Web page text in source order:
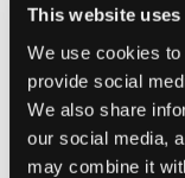
This website
We use cookies
provide social
We also share
our social media,
may combine it
De maat lijkt